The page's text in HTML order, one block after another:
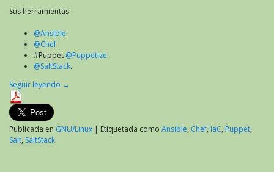
Sus herramientas:
@Ansible.
@Chef.
#Puppet @Puppetize.
@SaltStack.
Seguir leyendo →
Publicada en GNU/Linux | Etiquetada como Ansible, Chef, IaC, Puppet,
Salt, SaltStack